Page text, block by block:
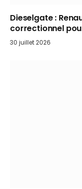
Dieselgate :
correctionnel
30 juillet 2026